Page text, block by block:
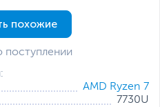
AMD Ryzen 7
7730U
похожие
поступлении